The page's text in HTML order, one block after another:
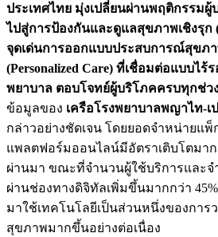
ประเทศไทย มุ่งเปลี่ยนผ่านพฤติกรรม
ไปสู่การป้องกันและดูแลสุขภาพเชิงรุก
จุดเด่นการออกแบบประสบการณ์สุขภ
(Personalized Care) ที่เชื่อมต่อแบบไ
พยาบาล ตอบโจทย์ผู้บริโภคครบทุกช่ว
ข้อมูลของ เครือโรงพยาบาลพญาไท-เ
กล่าวอย่างชัดเจน โดยยอดจำหน่ายแ
แพลตฟอร์มออนไลน์มีอัตราเติบโตมาก
ผ่านมา ขณะที่จำนวนผู้ใช้บริการและจ
ผ่านช่องทางดิจิทัลเพิ่มขึ้นมากกว่า
มาใช้เทคโนโลยีเป็นส่วนหนึ่งของการ
สุขภาพมากขึ้นอย่างต่อเนื่อง